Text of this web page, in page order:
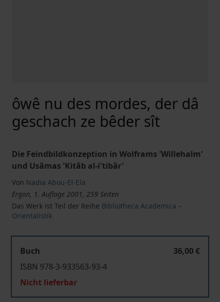
ôwê nu des mordes, der dâ
geschach ze bêder sît
Die Feindbildkonzeption in Wolframs 'Willehalm'
und Usâmas 'Kitâb al-i'tibâr'
Von Nadia Abou-El-Ela
Ergon, 1. Auflage 2001, 259 Seiten
Das Werk ist Teil der Reihe Bibliotheca Academica –
Orientalistik
Buch
36,00 €
ISBN 978-3-933563-93-4
Nicht lieferbar